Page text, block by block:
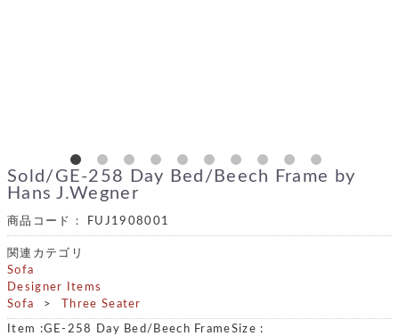
Sold/GE-258 Day Bed/Beech Frame by
Hans J.Wegner
商品コード： FUJ1908001
関連カテゴリ
Sofa
Designer Items
Sofa
Three Seater
Item :GE-258 Day Bed/Beech FrameSize :